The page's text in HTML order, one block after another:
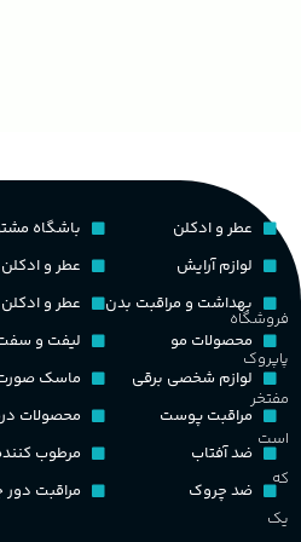
کشور مبدا برند
طبع تلخ
غلظت
اکسترکت دو پرفیوم
گروه بویایی میوه ای
فروشگاه
پاپروک
مفتخر
است
که
یک
عطر و ادکلن
لوازم آرایش
بهداشت و مراقبت بدن
محصولات مو
لوازم شخصی برقی
مراقبت پوست
ضد آفتاب
ضد چروک
باشگاه
عطر و ادکلن
عطر و ادکلن
لیفت و
ماسک
محصولات
مرطوب
مراقبت